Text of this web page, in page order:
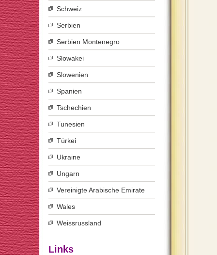
Schweiz
Serbien
Serbien Montenegro
Slowakei
Slowenien
Spanien
Tschechien
Tunesien
Türkei
Ukraine
Ungarn
Vereinigte Arabische Emirate
Wales
Weissrussland
Links